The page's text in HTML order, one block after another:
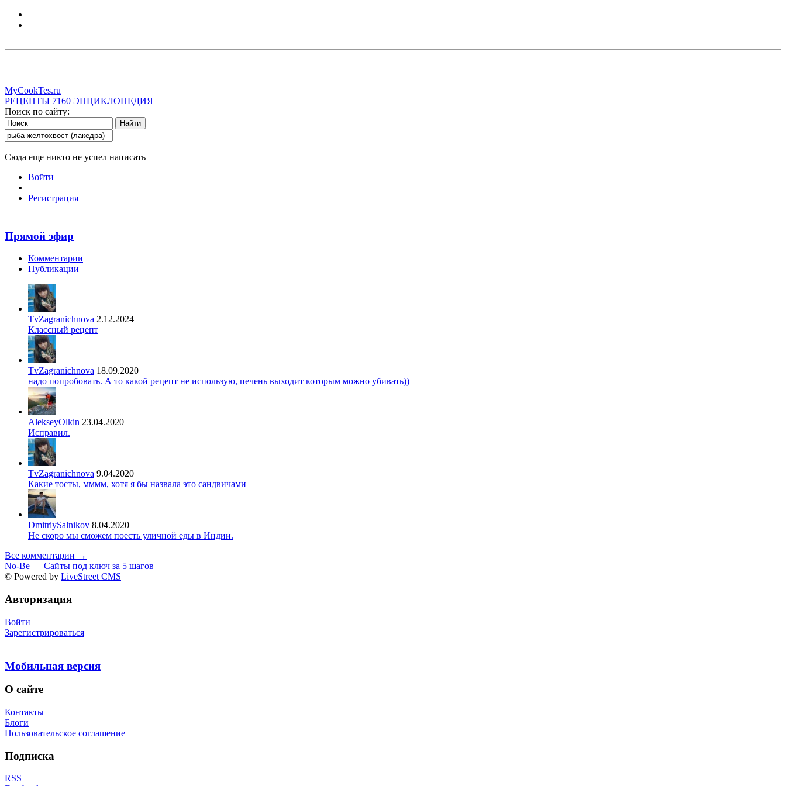
MyCookTes.ru
РЕЦЕПТЫ 7160 ЭНЦИКЛОПЕДИЯ
Поиск по сайту:
Сюда еще никто не успел написать
Войти
Регистрация
Прямой эфир
Комментарии
Публикации
TvZagranichnova 2.12.2024
Классный рецепт
TvZagranichnova 18.09.2020
надо попробовать. А то какой рецепт не использую, печень выходит которым можно убивать))
AlekseyOlkin 23.04.2020
Исправил.
TvZagranichnova 9.04.2020
Какие тосты, мммм, хотя я бы назвала это сандвичами
DmitriySalnikov 8.04.2020
Не скоро мы сможем поесть уличной еды в Индии.
Все комментарии →
No-Be — Сайты под ключ за 5 шагов
© Powered by LiveStreet CMS
Авторизация
Войти
Зарегистрироваться
Мобильная версия
О сайте
Контакты
Блоги
Пользовательское соглашение
Подписка
RSS